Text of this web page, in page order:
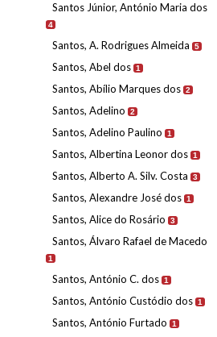
Santos Júnior, António Maria dos
4
Santos, A. Rodrigues Almeida 5
Santos, Abel dos 1
Santos, Abílio Marques dos 2
Santos, Adelino 2
Santos, Adelino Paulino 1
Santos, Albertina Leonor dos 1
Santos, Alberto A. Silv. Costa 3
Santos, Alexandre José dos 1
Santos, Alice do Rosário 3
Santos, Álvaro Rafael de Macedo
1
Santos, António C. dos 1
Santos, António Custódio dos 1
Santos, António Furtado 1